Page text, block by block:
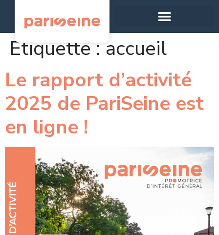
Étiquette : accueil
Le rapport d’activité
2025 de PariSeine est
en ligne !